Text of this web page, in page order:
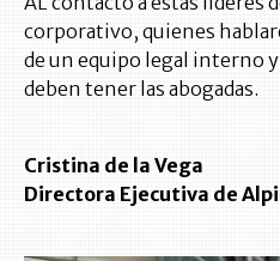
corporativo, quienes
de un equipo legal interno
deben tener las abogadas.
Cristina de la Vega
Directora Ejecutiva de